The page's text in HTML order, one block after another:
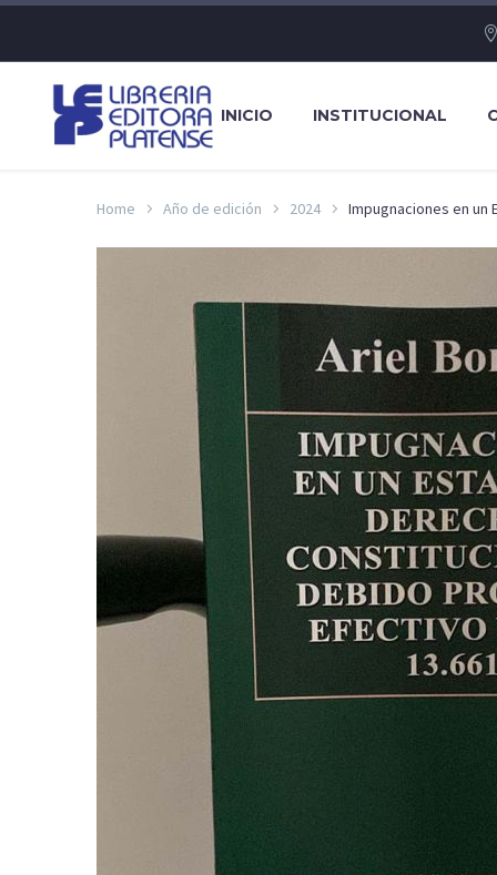
INICIO INSTITUCIONAL
Home Año de edición 2024 Impugnaciones en